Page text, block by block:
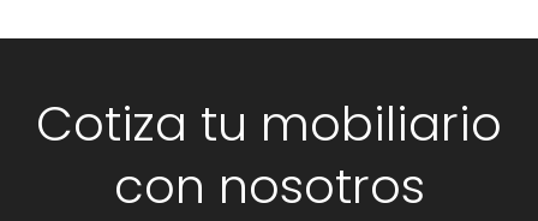
Cotiza tu mobiliario
con nosotros